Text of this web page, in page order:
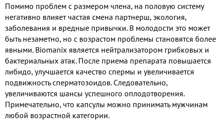
Помимо проблем с размером члена, на половую систему
негативно влияет частая смена партнерш, экология,
заболевания и вредные привычки. В молодости это может
быть незаметно, но с возрастом проблемы становятся более
явными. Biomanix является нейтрализатором грибковых и
бактериальных атак. После приема препарата повышается
либидо, улучшается качество спермы и увеличивается
подвижность сперматозоидов. Следовательно,
увеличиваются шансы успешного оплодотворения.
Примечательно, что капсулы можно принимать мужчинам
любой возрастной категории.